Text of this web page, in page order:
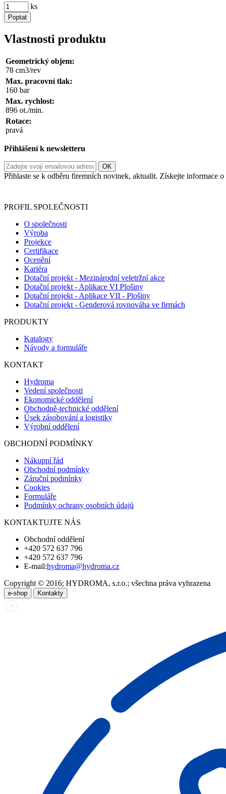
ks
Poptat
Vlastnosti produktu
Geometrický objem:
78 cm3/rev
Max. pracovní tlak:
160 bar
Max. rychlost:
896 ot./min.
Rotace:
pravá
Přihlášení k newsletteru
Přihlaste se k odběru firemních novinek, aktualit. Získejte informace
PROFIL SPOLEČNOSTI
O společnosti
Výroba
Projekce
Certifikace
Ocenění
Kariéra
Dotační projekt - Mezinárodní veletržní akce
Dotační projekt - Aplikace VI Plošiny
Dotační projekt - Aplikace VII - Plošiny
Dotační projekt - Genderová rovnováha ve firmách
PRODUKTY
Katalogy
Návody a formuláře
KONTAKT
Hydroma
Vedení společnosti
Ekonomické oddělení
Obchodně-technické oddělení
Úsek zásobování a logistiky
Výrobní oddělení
OBCHODNÍ PODMÍNKY
Nákupní řád
Obchodní podmínky
Záruční podmínky
Cookies
Formuláře
Podmínky ochrany osobních údajů
KONTAKTUJTE NÁS
Obchodní oddělení
+420 572 637 796
+420 572 637 796
E-mail:hydroma@hydroma.cz
Copyright © 2016; HYDROMA, s.r.o.; všechna práva vyhrazena
e-shop Kontakty